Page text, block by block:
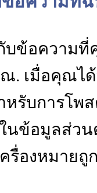
บข้อความ
. เมื่อคุณไ
หรับการโพ
นข้อมูลส่ว
รื่องหมาย